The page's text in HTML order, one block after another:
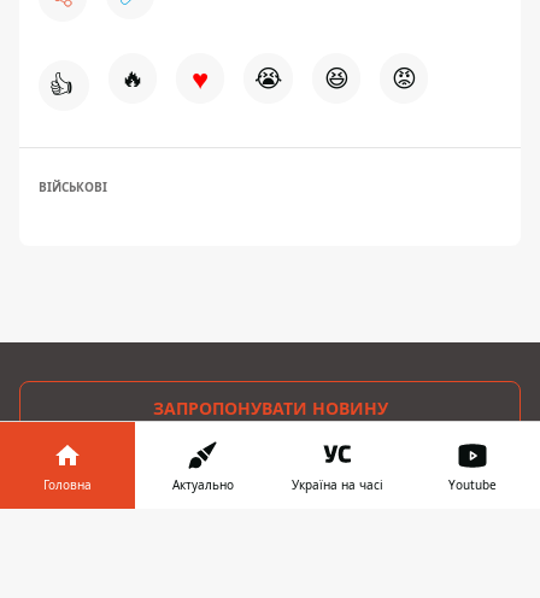
👍 🔥 ♥ 😭 😆 😡
ВІЙСЬКОВІ
ЗАПРОПОНУВАТИ НОВИНУ
Головна
Головна Актуально Україна на часі Youtube